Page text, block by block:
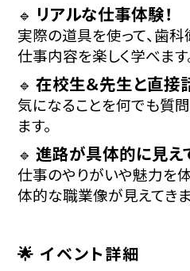
🔹 リアルな仕事体験！
実際の道具を使って、歯
仕事内容を楽しく学べます
🔹在校生＆先生と直接
気になることを何でも質
ます。
🔹進路が具体的に見え
仕事のやりがいや魅力を
体的な職業像が見えてきま
🌟 イベント詳細